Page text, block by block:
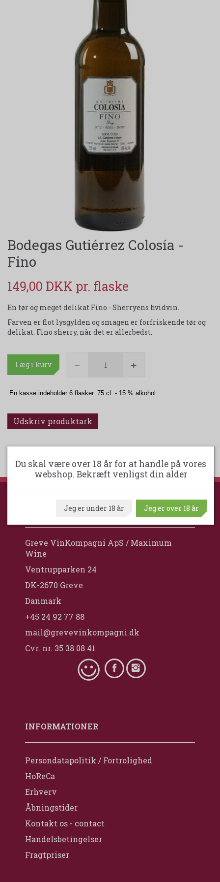
Bodegas Gutiérrez Colosía -
Fino
149,00 DKK
En tør og meget delikat Fino - Sherryens hvidvin.
Farven er flot lysgylden og smagen er forfriskende tør og
delikat. Fino sherry, når det er allerbedst.
Læg i kurv
En kasse indeholder 6 flasker. 75 cl. - 15 % alkohol.
Udskriv produktark
GREVE VINKOMPAGNI
Greve VinKompagni ApS / Maximum
Wine
Ventrupparken 24
DK-2670 Greve
Danmark
+45 24 92 77 88
mail@grevevinkompagni.dk
Cvr. nr. 35 38 08 41
INFORMATIONER
Persondatapolitik / Fortrolighed
HoReCa
Erhverv
Åbningstider
Kontakt os - contact
Handelsbetingelser
Fragtpriser
Du skal være over 18 år for at handle på vores
webshop. Bekræft venligst din alder
Jeg er under 18 år Jeg er over 18 år